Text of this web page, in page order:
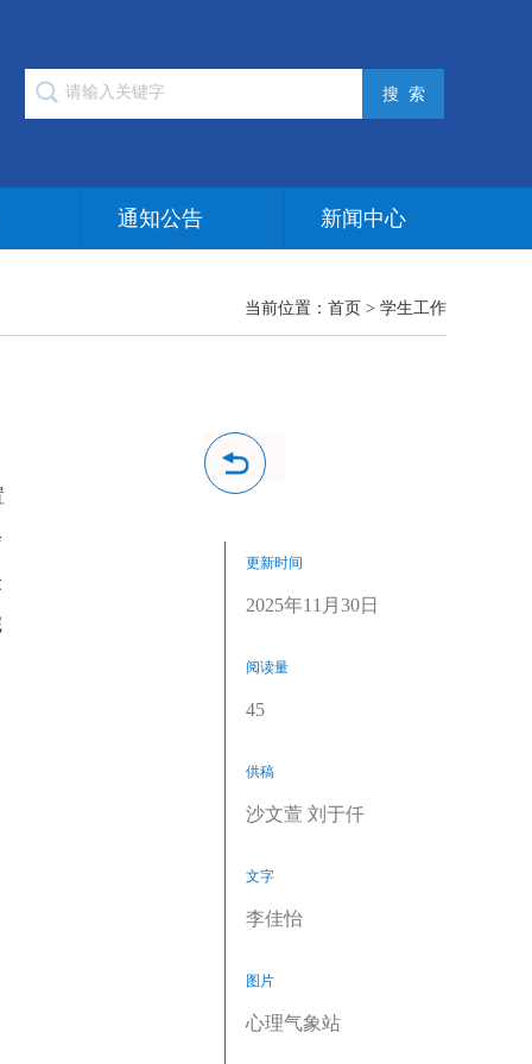
通知公告 新闻中心
当前位置： 首页 > 学生工作
更新时间
2025年11月30日
阅读量
45
供稿
沙文萱 刘于仟
文字
李佳怡
图片
心理气象站